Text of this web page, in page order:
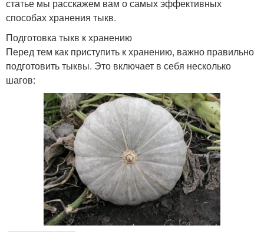
статье мы расскажем вам о самых эффективных
способах хранения тыкв.
Подготовка тыкв к хранению
Перед тем как приступить к хранению, важно правильно
подготовить тыквы. Это включает в себя несколько
шагов: